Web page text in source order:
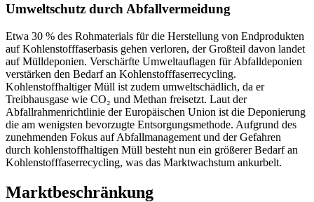
Umweltschutz durch Abfallvermeidung
Etwa 30 % des Rohmaterials für die Herstellung von Endprodukten
auf Kohlenstofffaserbasis gehen verloren, der Großteil davon landet
auf Mülldeponien. Verschärfte Umweltauflagen für Abfalldeponien
verstärken den Bedarf an Kohlenstofffaserrecycling.
Kohlenstoffhaltiger Müll ist zudem umweltschädlich, da er
Treibhausgase wie CO₂ und Methan freisetzt. Laut der
Abfallrahmenrichtlinie der Europäischen Union ist die Deponierung
die am wenigsten bevorzugte Entsorgungsmethode. Aufgrund des
zunehmenden Fokus auf Abfallmanagement und der Gefahren
durch kohlenstoffhaltigen Müll besteht nun ein größerer Bedarf an
Kohlenstofffaserrecycling, was das Marktwachstum ankurbelt.
Marktbeschränkung